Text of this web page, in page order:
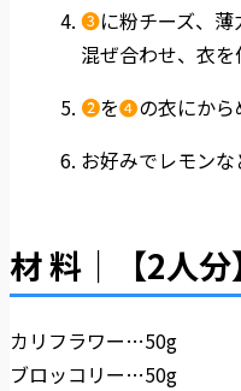
❸に粉チーズ、
混ぜ合わせ、衣を
❷を❹の衣にから
お好みでレモンな
材 料｜【2人分
カリフラワー…50g
ブロッコリー…50g